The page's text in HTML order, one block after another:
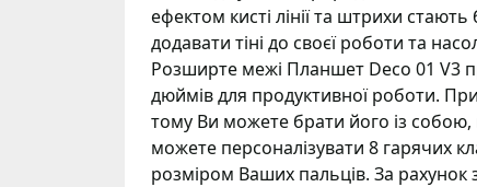
ефектом кисті лінії та штрихи
додавати тіні до своєї роботи та
Розширте межі Планшет Deco 01 V3
дюймів для продуктивної роботи.
тому Ви можете брати його із собою,
можете персоналізувати 8 гарячих
розміром Ваших пальців. За